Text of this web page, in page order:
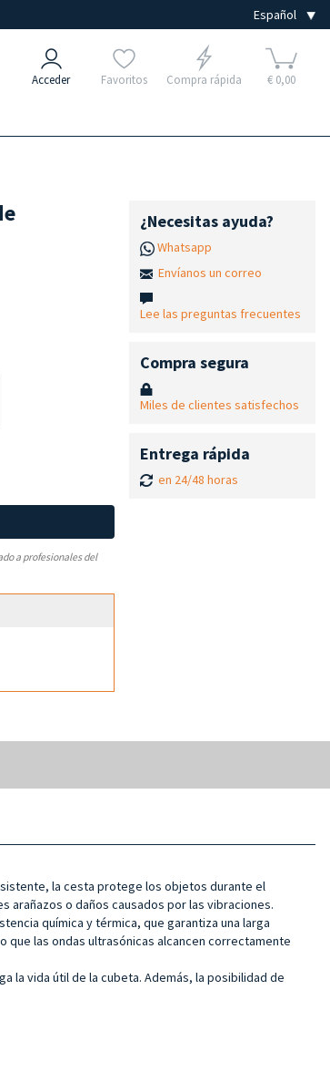
Acceder Favoritos Compra rápida € 0,00
a profesionales del
¿Necesitas ayuda?
Whatsapp
Envíanos un correo
Lee las preguntas frecuentes
Compra segura
Miles de clientes satisfechos
Entrega rápida
en 24/48 horas
la cesta protege los objetos durante el
arañazos o daños causados por las vibraciones.
química y térmica, que garantiza una larga
que las ondas ultrasónicas alcancen correctamente
la vida útil de la cubeta. Además, la posibilidad de